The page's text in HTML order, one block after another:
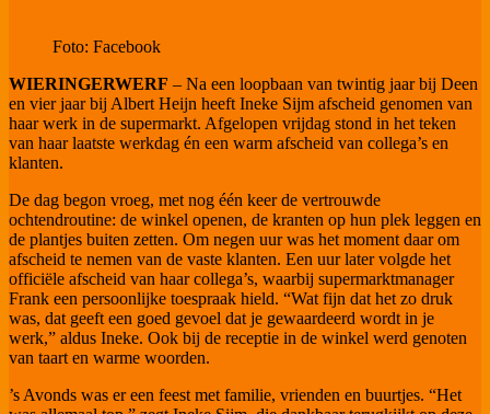
Foto: Facebook
WIERINGERWERF – Na een loopbaan van twintig jaar bij Deen
en vier jaar bij Albert Heijn heeft Ineke Sijm afscheid genomen van
haar werk in de supermarkt. Afgelopen vrijdag stond in het teken
van haar laatste werkdag én een warm afscheid van collega’s en
klanten.
De dag begon vroeg, met nog één keer de vertrouwde
ochtendroutine: de winkel openen, de kranten op hun plek leggen en
de plantjes buiten zetten. Om negen uur was het moment daar om
afscheid te nemen van de vaste klanten. Een uur later volgde het
officiële afscheid van haar collega’s, waarbij supermarktmanager
Frank een persoonlijke toespraak hield. “Wat fijn dat het zo druk
was, dat geeft een goed gevoel dat je gewaardeerd wordt in je
werk,” aldus Ineke. Ook bij de receptie in de winkel werd genoten
van taart en warme woorden.
’s Avonds was er een feest met familie, vrienden en buurtjes. “Het